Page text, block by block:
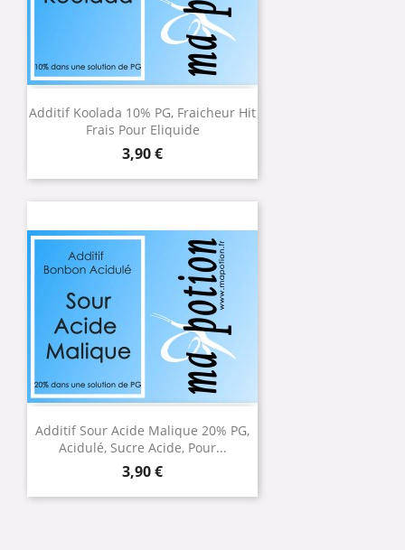
Additif Koolada 10% PG, Fraicheur Hit
Frais Pour Eliquide
Prix
3,90 €
Additif Sour Acide Malique 20% PG,
Acidulé, Sucre Acide, Pour...
Prix
3,90 €